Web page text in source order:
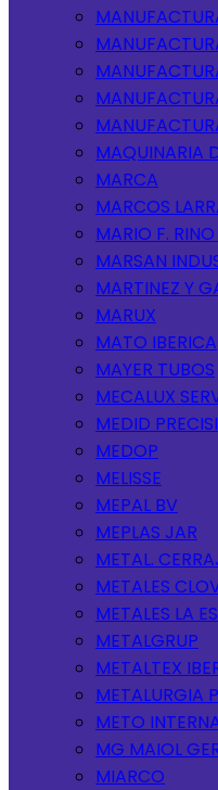
MAQUINARIA
MARCA
MARCOS
MARIO F.
MARSAN
MARTINEZ Y
MARUX
MATO IBERICA
MAYER TUBOS
MECALUX
MEDID
MEDOP
MELISSE
MEPAL BV
MEPLAS JAR
METAL.
METALES
METALES LA
METALGRUP
METALTEX
METALURGIA
METO
MG MAIOL
MIARCO